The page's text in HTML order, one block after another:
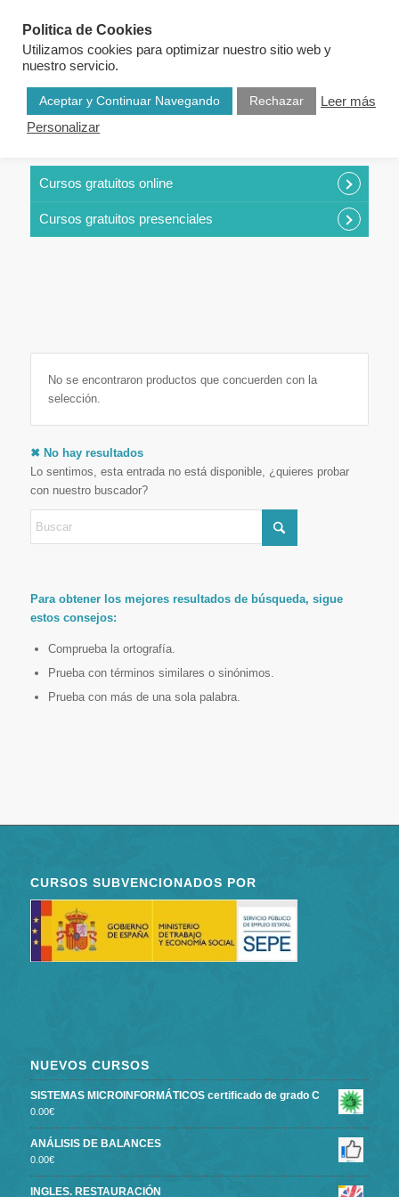
Cursos gratuitos online
Cursos gratuitos presenciales
No se encontraron productos que concuerden con la
selección.
✖ No hay resultados
Lo sentimos, esta entrada no está disponible, ¿quieres probar
con nuestro buscador?
Para obtener los mejores resultados de búsqueda, sigue
estos consejos:
Comprueba la ortografía.
Prueba con términos similares o sinónimos.
Prueba con más de una sola palabra.
CURSOS SUBVENCIONADOS POR
NUEVOS CURSOS
SISTEMAS MICROINFORMÁTICOS certificado de grado C
0.00€
ANÁLISIS DE BALANCES
0.00€
INGLES. RESTAURACIÓN
Politica de Cookies
Utilizamos cookies para optimizar nuestro sitio web y
nuestro servicio.
Aceptar y Continuar Navegando Rechazar
Leer más
Personalizar